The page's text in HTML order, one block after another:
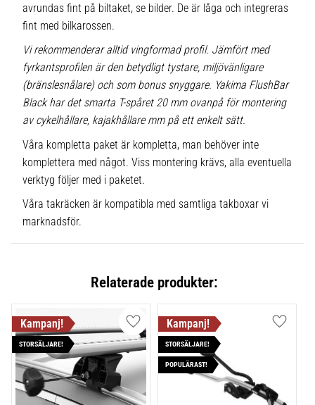
avrundas fint på biltaket, se bilder. De är låga och integreras
fint med bilkarossen.
Vi rekommenderar alltid vingformad profil. Jämfört med
fyrkantsprofilen är den betydligt tystare, miljövänligare
(bränslesnålare) och som bonus snyggare. Yakima FlushBar
Black har det smarta T-spåret 20 mm ovanpå för montering
av cykelhållare, kajakhållare mm på ett enkelt sätt.
Våra kompletta paket är kompletta, man behöver inte
komplettera med något. Viss montering krävs, alla eventuella
verktyg följer med i paketet.
Våra takräcken är kompatibla med samtliga takboxar vi
marknadsför.
Relaterade produkter:
STORSÄLJARE!
Lägg till i favoriter
STORSÄLJARE!
POPULÄRAST!
Lägg